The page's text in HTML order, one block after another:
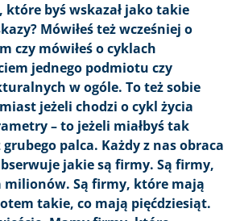
które byś wskazał jako takie
Mówiłeś też wcześniej o
czy mówiłeś o cyklach
jednego podmiotu czy
w ogóle. To też sobie
jeżeli chodzi o cykl życia
– to jeżeli miałbyś tak
palca. Każdy z nas obraca
jakie są firmy. Są firmy,
Są firmy, które mają
takie, co mają pięćdziesiąt.